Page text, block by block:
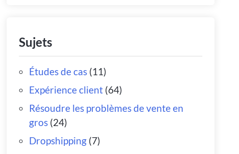
Sujets
Études de cas (11)
Expérience client (64)
Résoudre les problèmes de vente en
gros (24)
Dropshipping (7)